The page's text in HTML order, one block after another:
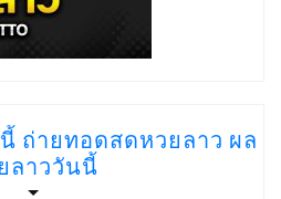
ถ่ายทอดสดหวยลาว ผล
ลาววันนี้